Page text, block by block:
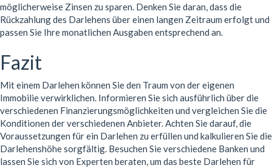
möglicherweise Zinsen zu sparen. Denken Sie daran, dass die
Rückzahlung des Darlehens über einen langen Zeitraum erfolgt und
passen Sie Ihre monatlichen Ausgaben entsprechend an.
Fazit
Mit einem Darlehen können Sie den Traum von der eigenen
Immobilie verwirklichen. Informieren Sie sich ausführlich über die
verschiedenen Finanzierungsmöglichkeiten und vergleichen Sie die
Konditionen der verschiedenen Anbieter. Achten Sie darauf, die
Voraussetzungen für ein Darlehen zu erfüllen und kalkulieren Sie die
Darlehenshöhe sorgfältig. Besuchen Sie verschiedene Banken und
lassen Sie sich von Experten beraten, um das beste Darlehen für